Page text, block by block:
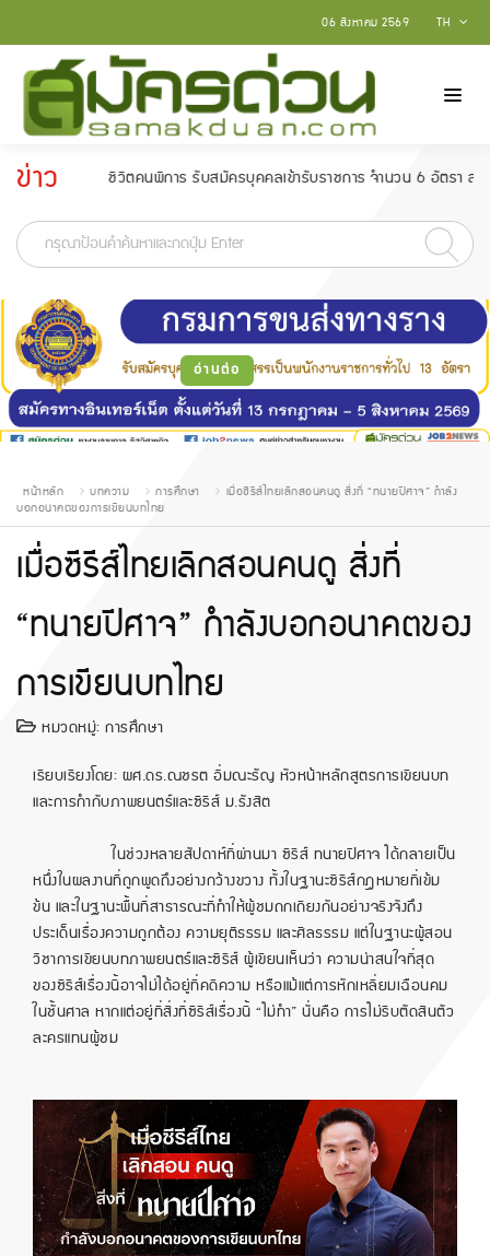
TH
06 สิงหาคม 2569
ข่าว
ประกาศ
คุณภาพชีวิตคนพิการ รับสมัครบุคคลเข้ารับราชการ จำนวน 6 อัตรา สมัครตั้งแ
อ่านต่อ
หน้าหลัก บทความ การศึกษา
เมื่อซีรีส์ไทยเลิกสอนคนดู สิ่งที่ “ทนายปีศาจ” กำลัง
บอกอนาคตของการเขียนบทไทย
เมื่อซีรีส์ไทยเลิกสอนคนดู สิ่งที่
“ทนายปีศาจ” กำลังบอกอนาคตของ
การเขียนบทไทย
หมวดหมู่: การศึกษา
เรียบเรียงโดย: ผศ.ดร.ณชรต อิ่มณะรัญ หัวหน้าหลักสูตรการเขียนบท
และการกำกับภาพยนตร์และซีรีส์ ม.รังสิต
ในช่วงหลายสัปดาห์ที่ผ่านมา ซีรีส์ ทนายปีศาจ ได้กลายเป็น
หนึ่งในผลงานที่ถูกพูดถึงอย่างกว้างขวาง ทั้งในฐานะซีรีส์กฎหมายที่เข้ม
ข้น และในฐานะพื้นที่สาธารณะที่ทำให้ผู้ชมถกเถียงกันอย่างจริงจังถึง
ประเด็นเรื่องความถูกต้อง ความยุติธรรม และศีลธรรม แต่ในฐานะผู้สอน
วิชาการเขียนบทภาพยนตร์และซีรีส์ ผู้เขียนเห็นว่า ความน่าสนใจที่สุด
ของซีรีส์เรื่องนี้อาจไม่ได้อยู่ที่คดีความ หรือแม้แต่การหักเหลี่ยมเฉือนคม
ในชั้นศาล หากแต่อยู่ที่สิ่งที่ซีรีส์เรื่องนี้ “ไม่ทำ” นั่นคือ การไม่รีบตัดสินตัว
ละครแทนผู้ชม